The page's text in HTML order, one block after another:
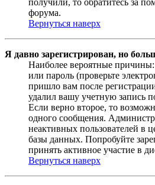
форума.
Вернуться наверх
Я давно зарегистрирован, но
Наиболее вероятные
или пароль (проверьте
пришло вам после
удалил вашу учетную запись
Если верно второе, то
одного сообщения.
неактивных пользователей в
базы данных. Попробуйте
принять активное участие в
Вернуться наверх